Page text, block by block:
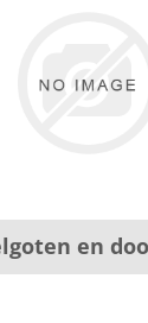
en